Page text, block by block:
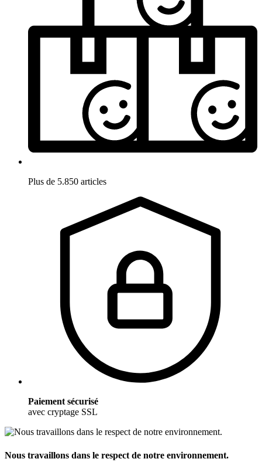
Plus de 5.850 articles
Paiement sécurisé
avec cryptage SSL
Nous travaillons dans le respect de notre environnement.